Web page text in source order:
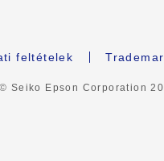
feltételek
© Seiko Epson Corporation